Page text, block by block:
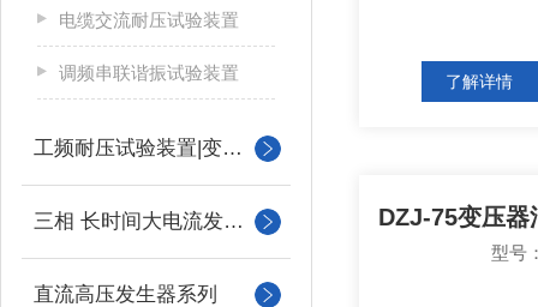
电缆交流耐压试验装置
调频串联谐振试验装置
工频耐压试验装置|变压器
三相 长时间大电流发生器
直流高压发生器系列
了解详情
型号